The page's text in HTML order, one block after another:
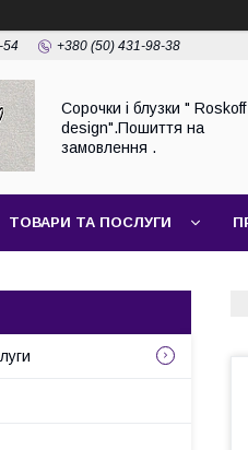
54 +380 (50) 431-98-38
Сорочки і блузки " Roskoff
design".Пошиття на
замовлення .
ТОВАРИ ТА ПОСЛУГИ